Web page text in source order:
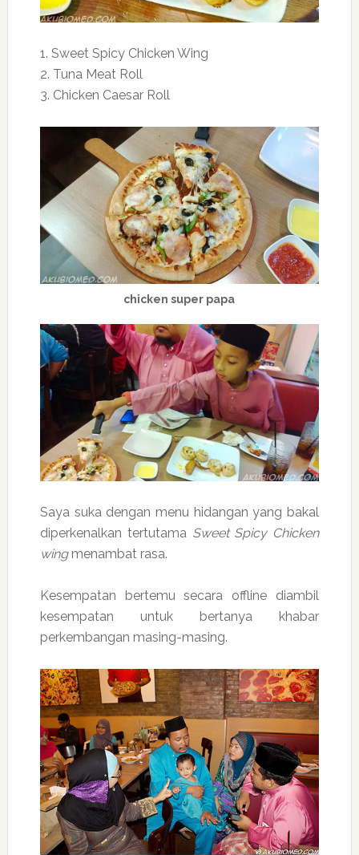
1. Sweet Spicy Chicken Wing
2. Tuna Meat Roll
3. Chicken Caesar Roll
chicken super papa
Saya suka dengan menu hidangan yang bakal
diperkenalkan tertutamaSweet Spicy Chicken
wingmenambat rasa.
Kesempatan bertemu secara offline diambil
kesempatan untuk bertanya khabar
perkembangan masing-masing.